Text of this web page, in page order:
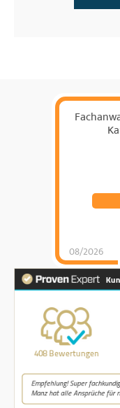
08/2026